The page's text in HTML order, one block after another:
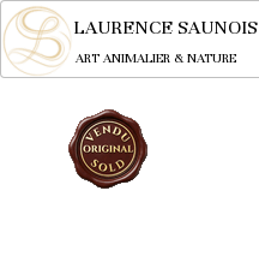
LAURENCE SAUNOIS
ART ANIMALIER & NATURE